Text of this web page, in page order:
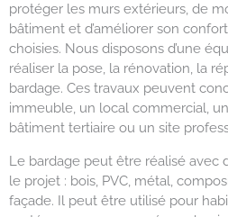
protéger les murs extérieurs, de
bâtiment et d’améliorer son
choisies. Nous disposons d’une
réaliser la pose, la rénovation, la
bardage. Ces travaux peuvent
immeuble, un local commercial,
bâtiment tertiaire ou un site
Le bardage peut être réalisé avec
le projet : bois, PVC, métal,
façade. Il peut être utilisé pour